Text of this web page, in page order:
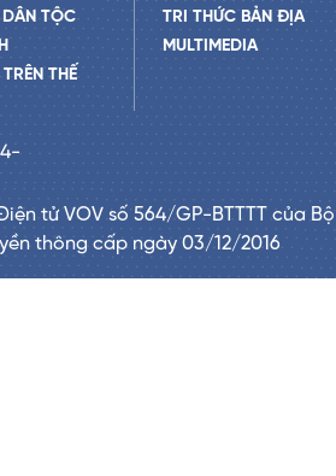
TỘC
THẾ
TRI THỨC BẢN ĐỊA
MULTIMEDIA
tử VOV số 564/GP-BTTTT của Bộ
thông cấp ngày 03/12/2016